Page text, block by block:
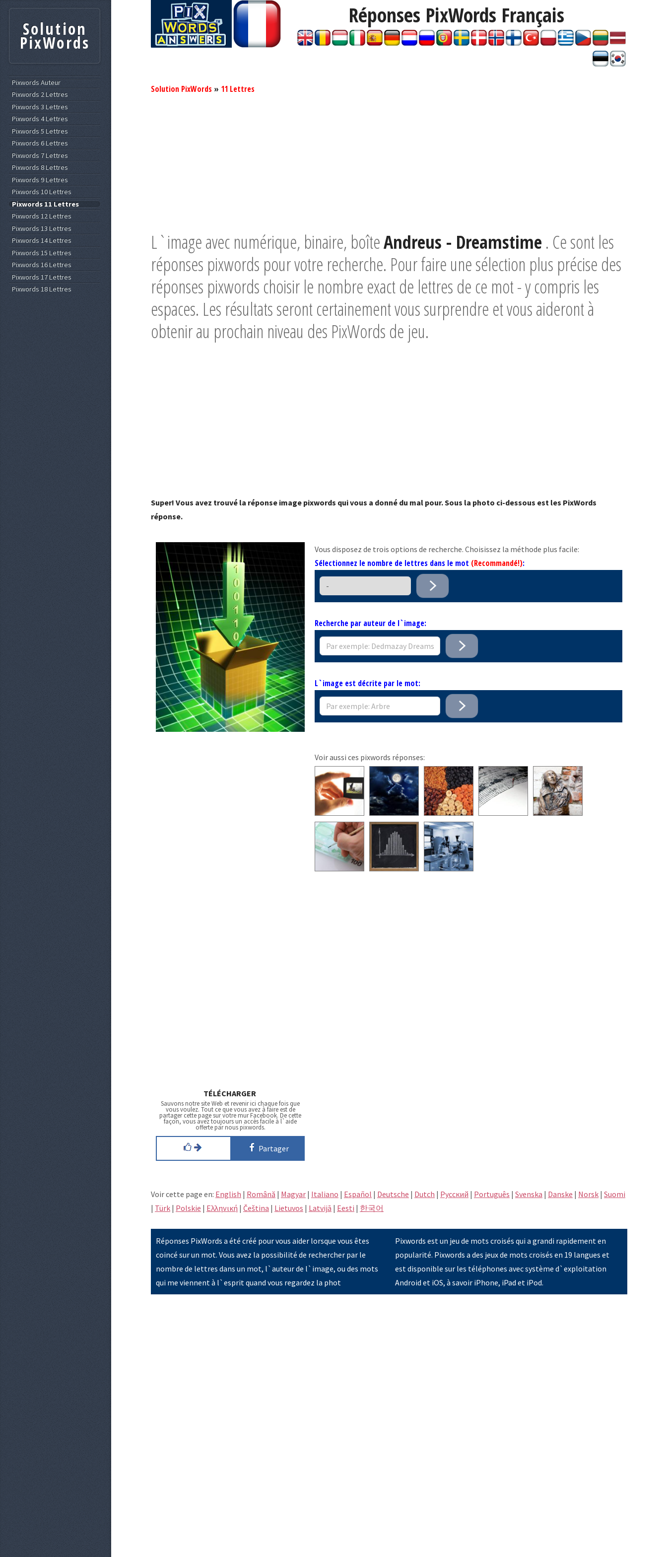
Réponses PixWords Français
Solution PixWords » 11 Lettres
L`image avec numérique, binaire, boîteAndreus - Dreamstime . Ce sont les
réponses pixwords pour votre recherche. Pour faire une sélection plus précise des
réponses pixwords choisir le nombre exact de lettres de ce mot - y compris les
espaces. Les résultats seront certainement vous surprendre et vous aideront à
obtenir au prochain niveau des PixWords de jeu.
Super! Vous avez trouvé la réponse image pixwords qui vous a donné du mal pour. Sous la photo ci-dessous est les PixWords
réponse.
TÉLÉCHARGER
Sauvons notre site Web et revenir ici chaque fois que
vous voulez. Tout ce que vous avez à faire est de
partager cette page sur votre mur Facebook. De cette
façon, vous avez toujours un accès facile à l`aide
offerte par nous pixwords.
Partager
Vous disposez de trois options de recherche. Choisissez la méthode plus facile:
Sélectionnez le nombre de lettres dans le mot (Recommandé!):
Recherche par auteur de l`image:
L`image est décrite par le mot:
Voir aussi ces pixwords réponses:
Voir cette page en: English | Română | Magyar | Italiano | Español | Deutsche | Dutch | Pусский | Português | Svenska | Danske | Norsk | Suomi
| Türk | Polskie | Eλληνική | Čeština | Lietuvos | Latvijā | Eesti | 한국어
Réponses PixWords a été créé pour vous aider lorsque vous êtes
coincé sur un mot. Vous avez la possibilité de rechercher par le
nombre de lettres dans un mot, l`auteur de l`image, ou des mots
qui me viennent à l`esprit quand vous regardez la phot
Pixwords est un jeu de mots croisés qui a grandi rapidement en
popularité. Pixwords a des jeux de mots croisés en 19 langues et
est disponible sur les téléphones avec système d`exploitation
Android et iOS, à savoir iPhone, iPad et iPod.
Solution
PixWords
Pixwords Auteur
Pixwords 2 Lettres
Pixwords 3 Lettres
Pixwords 4 Lettres
Pixwords 5 Lettres
Pixwords 6 Lettres
Pixwords 7 Lettres
Pixwords 8 Lettres
Pixwords 9 Lettres
Pixwords 10 Lettres
Pixwords 11 Lettres
Pixwords 12 Lettres
Pixwords 13 Lettres
Pixwords 14 Lettres
Pixwords 15 Lettres
Pixwords 16 Lettres
Pixwords 17 Lettres
Pixwords 18 Lettres